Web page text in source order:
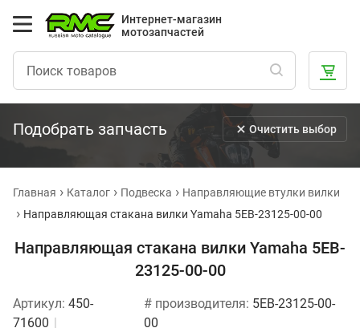
Интернет-магазин
мотозапчастей
Подобрать запчасть Очистить выбор
Главная Каталог Подвеска
Направляющие втулки вилки
Направляющая стакана вилки Yamaha 5EB-23125-00-00
Направляющая стакана вилки Yamaha 5EB-
23125-00-00
Артикул: 450-
71600
# производителя: 5EB-23125-00-
00